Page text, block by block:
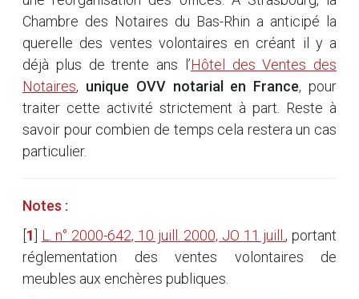
Chambre des Notaires du Bas-Rhin a anticipé la
querelle des ventes volontaires en créant il y a
déjà plus de trente ans l’Hôtel des Ventes des
Notaires, unique OVV notarial en France, pour
traiter cette activité strictement à part. Reste à
savoir pour combien de temps cela restera un cas
particulier.
Notes :
1 L. n° 2000-642, 10 juill. 2000, JO 11 juill., portant
réglementation des ventes volontaires de
meubles aux enchères publiques.